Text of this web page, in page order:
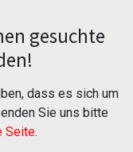
gesuchte
dass es sich um
Sie uns bitte
Seite.